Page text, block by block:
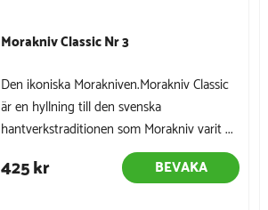
Morakniv Classic Nr 3
Den ikoniska Morakniven.Morakniv Classic
är en hyllning till den svenska
hantverkstraditionen som Morakniv varit ...
425 kr BEVAKA